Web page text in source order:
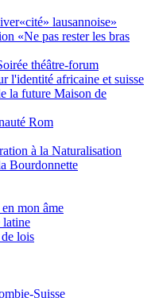
lausannoise»
«Ne pas rester les bras
théâtre-forum
l'identité africaine et suisse
la future Maison de
Rom
à la Naturalisation
Bourdonnette
mon âme
latine
lois
Suisse